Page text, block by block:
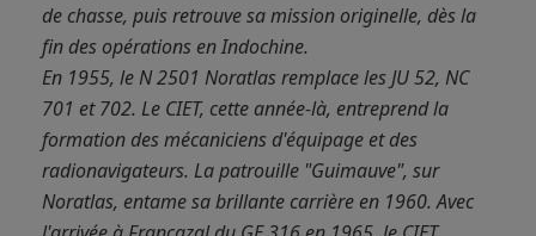
de chasse, puis retrouve sa mission originelle, dès la
fin des opérations en Indochine.
En 1955, le N 2501 Noratlas remplace les JU 52, NC
701 et 702. Le CIET, cette année-là, entreprend la
formation des mécaniciens d'équipage et des
radionavigateurs. La patrouille "Guimauve", sur
Noratlas, entame sa brillante carrière en 1960. Avec